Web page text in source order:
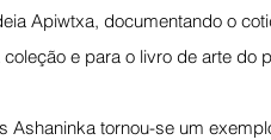
Apiwtxa, documentando o
e para o livro de arte do
Ashaninka tornou-se um